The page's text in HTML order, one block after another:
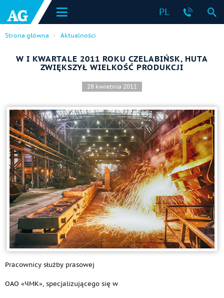
PL
Strona główna Aktualności
W I KWARTALE 2011 ROKU CZELABIŃSK, HUTA
ZWIĘKSZYŁ WIELKOŚĆ PRODUKCJI
28 kwietnia 2011
Pracownicy służby prasowej
OAO «ЧМК», specjalizującego się w